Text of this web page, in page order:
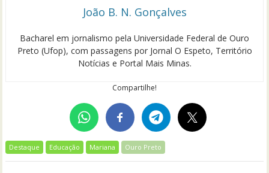
João B. N. Gonçalves
Bacharel em jornalismo pela Universidade Federal de Ouro
Preto (Ufop), com passagens por Jornal O Espeto, Território
Notícias e Portal Mais Minas.
Compartilhe!
Destaque Educação Mariana Ouro Preto